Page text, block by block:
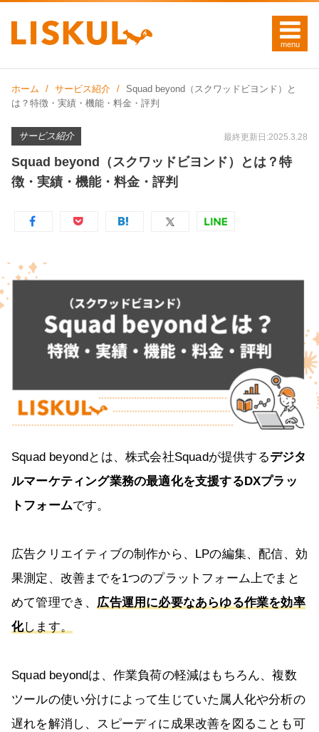
ホーム サービス紹介
Squad beyond（スクワッドビヨンド）と
は？特徴・実績・機能・料金・評判
サービス紹介 最終更新日:2025.3.28
Squad beyond（スクワッドビヨンド）とは？特
徴・実績・機能・料金・評判
Squad beyondとは、株式会社Squadが提供するデジタ
ルマーケティング業務の最適化を支援するDXプラッ
トフォームです。
広告クリエイティブの制作から、LPの編集、配信、効
果測定、改善までを1つのプラットフォーム上でまと
めて管理でき、 広告運用に必要なあらゆる作業を効率
化します。
Squad beyondは、作業負荷の軽減はもちろん、複数
ツールの使い分けによって生じていた属人化や分析の
遅れを解消し、スピーディに成果改善を図ることも可